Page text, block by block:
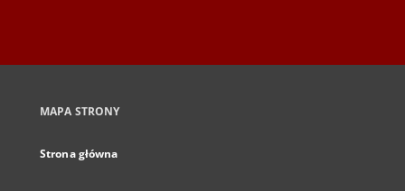
MAPA STRONY
Strona główna